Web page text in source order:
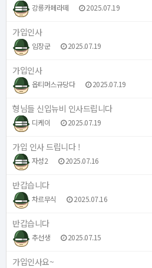
강릉카페라떼 2025.07.19
가입인사
임장군 2025.07.19
가입인사
옵티머스규당다 2025.07.19
형님들 신입뉴비 인사드립니다
디케이 2025.07.19
가입 인사 드립니다 !
자성2 2025.07.16
반갑습니다
차르무식 2025.07.16
반갑습니다
추선생 2025.07.15
가입인사요~